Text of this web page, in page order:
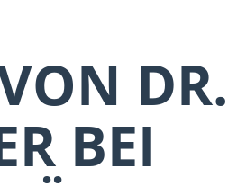
DR.
BEI